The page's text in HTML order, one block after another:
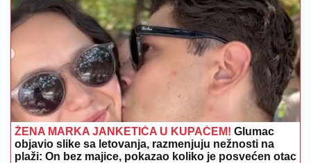
ŽENA MARKA JANKETIĆA U KUPAĆEM! Glumac
objavio slike sa letovanja, razmenjuju nežnosti na
plaži: On bez majice, pokazao koliko je posvećen otac